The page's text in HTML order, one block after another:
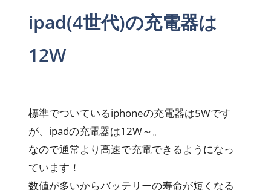
ipad(4世代)の充電器は
12W
標準でついているiphoneの充電器は5Wです
が、ipadの充電器は12W～。
なので通常より高速で充電できるようになっ
ています！
数値が多いからバッテリーの寿命が短くなる